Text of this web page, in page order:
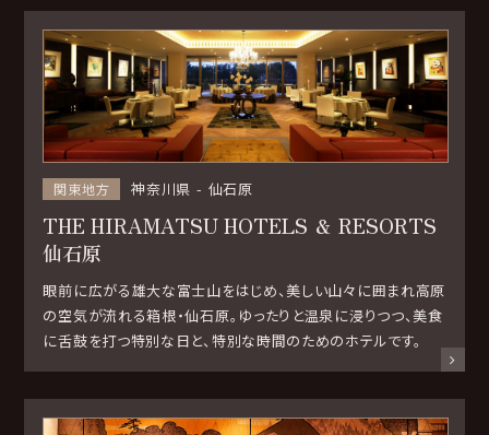
関東地方 神奈川県 仙石原
THE HIRAMATSU HOTELS ＆ RESORTS
仙石原
眼前に広がる雄大な富士山をはじめ、美しい山々に囲まれ高原
の空気が流れる箱根・仙石原。ゆったりと温泉に浸りつつ、美食
に舌鼓を打つ特別な日と、特別な時間のためのホテルです。